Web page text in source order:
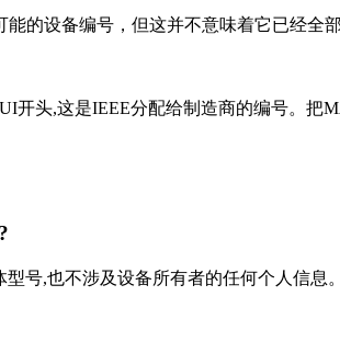
的设备编号，但这并不意味着它已经全
开头,这是IEEE分配给制造商的编号。把
号,也不涉及设备所有者的任何个人信息。